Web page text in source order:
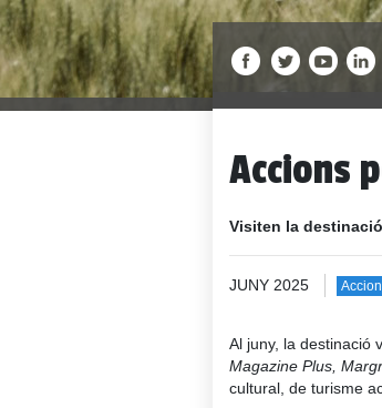
Accions
Visiten la
JUNY 2025
Al juny, la destinació
Magazine Plus,
cultural, de turisme